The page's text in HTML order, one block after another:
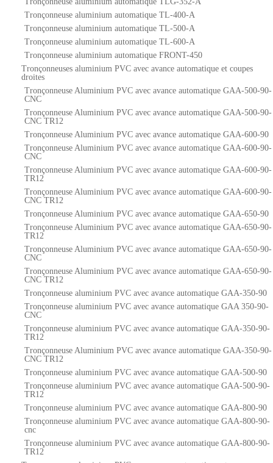
Tronçonneuse aluminium automatique TL-400-A
Tronçonneuse aluminium automatique TL-500-A
Tronçonneuse aluminium automatique TL-600-A
Tronçonneuse aluminium automatique FRONT-450
Tronçonneuses aluminium PVC avec avance automatique et coupes
droites
Tronçonneuse Aluminium PVC avec avance automatique GAA-500-90-
CNC
Tronçonneuse Aluminium PVC avec avance automatique GAA-500-90-
CNC TR12
Tronçonneuse Aluminium PVC avec avance automatique GAA-600-90
Tronçonneuse Aluminium PVC avec avance automatique GAA-600-90-
CNC
Tronçonneuse Aluminium PVC avec avance automatique GAA-600-90-
TR12
Tronçonneuse Aluminium PVC avec avance automatique GAA-600-90-
CNC TR12
Tronçonneuse Aluminium PVC avec avance automatique GAA-650-90
Tronçonneuse Aluminium PVC avec avance automatique GAA-650-90-
TR12
Tronçonneuse Aluminium PVC avec avance automatique GAA-650-90-
CNC
Tronçonneuse Aluminium PVC avec avance automatique GAA-650-90-
CNC TR12
Tronçonneuse aluminium PVC avec avance automatique GAA-350-90
Tronçonneuse aluminium PVC avec avance automatique GAA 350-90-
CNC
Tronçonneuse aluminium PVC avec avance automatique GAA-350-90-
TR12
Tronçonneuse Aluminium PVC avec avance automatique GAA-350-90-
CNC TR12
Tronçonneuse aluminium PVC avec avance automatique GAA-500-90
Tronçonneuse aluminium PVC avec avance automatique GAA-500-90-
TR12
Tronçonneuse aluminium PVC avec avance automatique GAA-800-90
Tronçonneuse aluminium PVC avec avance automatique GAA-800-90-
cnc
Tronçonneuse aluminium PVC avec avance automatique GAA-800-90-
TR12